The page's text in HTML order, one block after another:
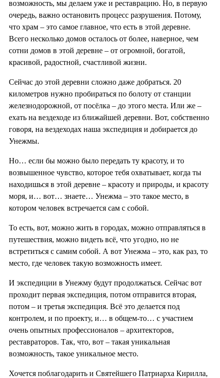
возможность, мы делаем уже и реставрацию. Но, в первую
очередь, важно остановить процесс разрушения. Потому,
что храм – это самое главное, что есть в этой деревне.
Всего несколько домов осталось от более, наверное, чем
сотни домов в этой деревне – от огромной, богатой,
красивой, радостной, счастливой жизни.
Сейчас до этой деревни сложно даже добраться. 20
километров нужно пробираться по болоту от станции
железнодорожной, от посёлка – до этого места. Или же –
ехать на вездеходе из ближайшей деревни. Вот, собственно
говоря, на вездеходах наша экспедиция и добирается до
Унежмы.
Но… если бы можно было передать ту красоту, и то
возвышенное чувство, которое тебя охватывает, когда ты
находишься в этой деревне – красоту и природы, и красоту
моря, и… вот… знаете… Унежма – это такое место, в
котором человек встречается сам с собой.
То есть, вот, можно жить в городах, можно отправляться в
путешествия, можно видеть всё, что угодно, но не
встретиться с самим собой. А вот Унежма – это, как раз, то
место, где человек такую возможность имеет.
И экспедиции в Унежму будут продолжаться. Сейчас вот
проходит первая экспедиция, потом отправится вторая,
потом – и третья экспедиция. Всё это делается под
контролем, и по проекту, и… в общем-то… с участием
очень опытных профессионалов – архитекторов,
реставраторов. Так, что, вот – такая уникальная
возможность, такое уникальное место.
Хочется поблагодарить и Святейшего Патриарха Кирилла,